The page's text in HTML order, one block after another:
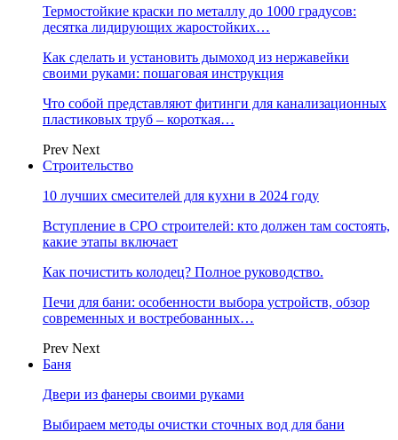
Термостойкие краски по металлу до 1000 градусов:
десятка лидирующих жаростойких…
Как сделать и установить дымоход из нержавейки
своими руками: пошаговая инструкция
Что собой представляют фитинги для канализационных
пластиковых труб – короткая…
Prev Next
Строительство
10 лучших смесителей для кухни в 2024 году
Вступление в СРО строителей: кто должен там состоять,
какие этапы включает
Как почистить колодец? Полное руководство.
Печи для бани: особенности выбора устройств, обзор
современных и востребованных…
Prev Next
Баня
Двери из фанеры своими руками
Выбираем методы очистки сточных вод для бани